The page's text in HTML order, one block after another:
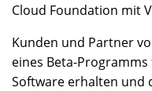
Cloud Foundation mit
Kunden und Partner
eines Beta-
Software erhalten und